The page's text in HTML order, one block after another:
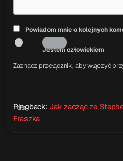
Powiadom mnie o kolejnych
Jestem człowiekiem
Zaznacz przełącznik, aby włączyć
link
Pingback: Jak zacząć ze
Fraszka